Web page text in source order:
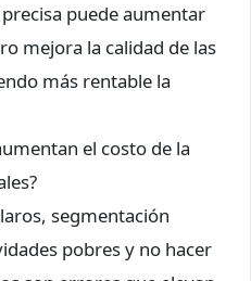
puede aumentar
mejora la calidad de las
más rentable la
el costo de la
segmentación
pobres y no hacer